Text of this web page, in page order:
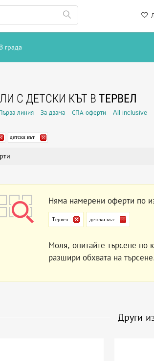
В града
С ДЕТСКИ КЪТ В ТЕРВЕЛ
линия За двама СПА оферти All inclusive
детски кът
Няма намерени оферти по
Тервел детски кът
Моля, опитайте търсене по
разшири обхвата на
Други